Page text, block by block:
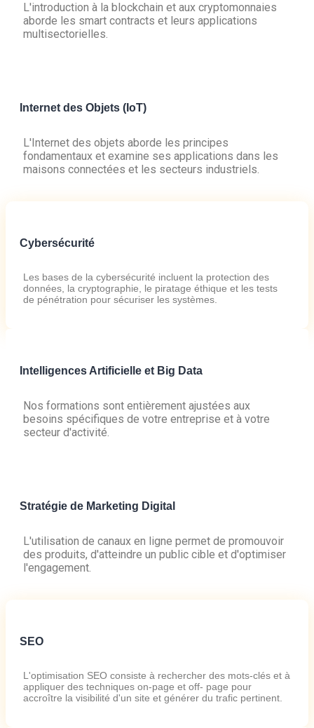
L'introduction à la blockchain et aux cryptomonnaies
aborde les smart contracts et leurs applications
multisectorielles.
Internet des Objets (IoT)
L'Internet des objets aborde les principes
fondamentaux et examine ses applications dans les
maisons connectées et les secteurs industriels.
Cybersécurité
Les bases de la cybersécurité incluent la protection des
données, la cryptographie, le piratage éthique et les tests
de pénétration pour sécuriser les systèmes.
Intelligences Artificielle et Big Data
Nos formations sont entièrement ajustées aux
besoins spécifiques de votre entreprise et à votre
secteur d'activité.
Stratégie de Marketing Digital
L'utilisation de canaux en ligne permet de promouvoir
des produits, d'atteindre un public cible et d'optimiser
l'engagement.
SEO
L'optimisation SEO consiste à rechercher des mots-clés et à
appliquer des techniques on-page et off- page pour
accroître la visibilité d'un site et générer du trafic pertinent.